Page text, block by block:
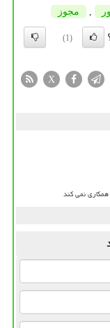
, مجوز
(1)
X
نمی کند